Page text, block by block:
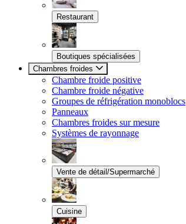
Restaurant
Boutiques spécialisées
Chambres froides
Chambre froide positive
Chambre froide négative
Groupes de réfrigération monoblocs
Panneaux
Chambres froides sur mesure
Systèmes de rayonnage
Vente de détail/Supermarché
Cuisine